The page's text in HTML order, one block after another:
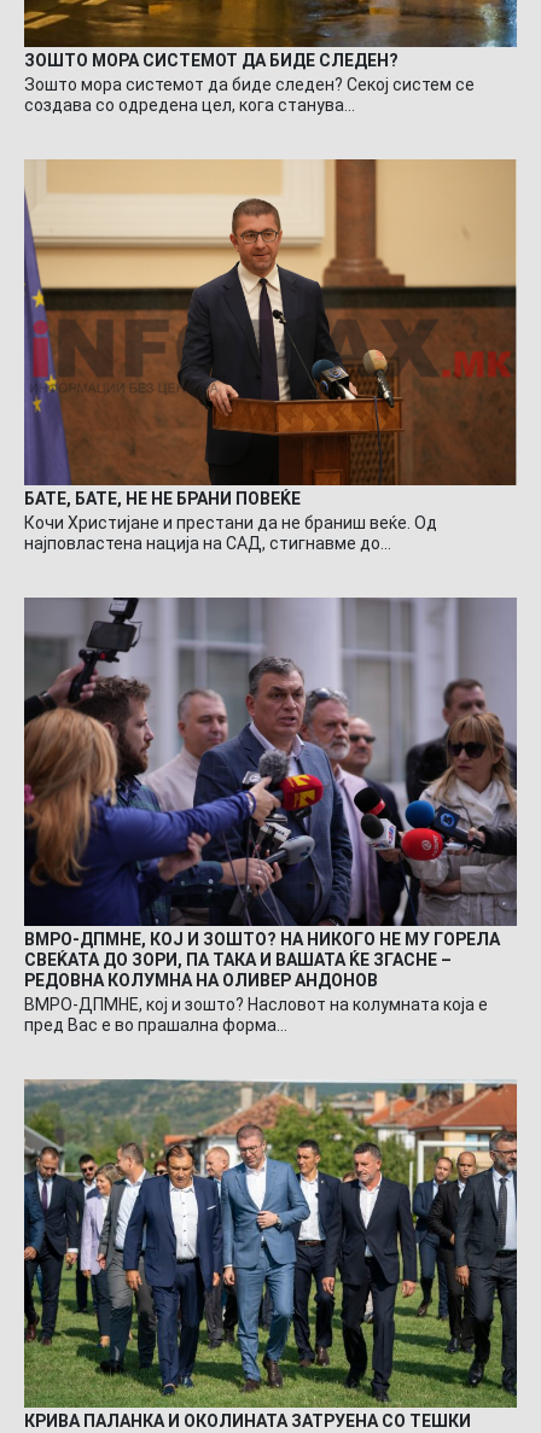
ЗОШТО МОРА СИСТЕМОТ ДА БИДЕ СЛЕДЕН?
Зошто мора системот да биде следен? Секој систем се
создава со одредена цел, кога станува…
БАТЕ, БАТЕ, НЕ НЕ БРАНИ ПОВЕЌЕ
Кочи Христијане и престани да не браниш веќе. Од
најповластена нација на САД, стигнавме до…
ВМРО-ДПМНЕ, КОЈ И ЗОШТО? НА НИКОГО НЕ МУ ГОРЕЛА
СВЕЌАТА ДО ЗОРИ, ПА ТАКА И ВАШАТА ЌЕ ЗГАСНЕ –
РЕДОВНА КОЛУМНА НА ОЛИВЕР АНДОНОВ
ВМРО-ДПМНЕ, кој и зошто? Насловот на колумната која е
пред Вас е во прашална форма…
КРИВА ПАЛАНКА И ОКОЛИНАТА ЗАТРУЕНА СО ТЕШКИ